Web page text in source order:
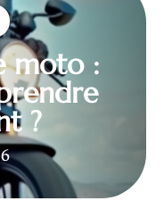
moto :
?